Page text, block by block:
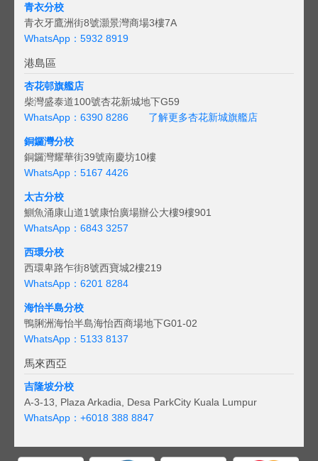
青衣分校
青衣牙鷹洲街8號灝景灣商場3樓7A
WhatsApp：5932 8919
港島區
杏花邨旗艦店
柴灣盛泰道100號杏花新城地下G59
WhatsApp：6390 8286
了解更多杏花新城旗艦店
銅鑼灣分校
銅鑼灣耀華街39號南慶坊10樓
WhatsApp：5167 4426
太古分校
鰂魚涌康山道1號康怡廣場辦公大樓9樓901
WhatsApp：6843 3257
西環分校
西環卑路乍街8號西寶城2樓219
WhatsApp：6201 8284
海怡半島分校
鴨脷洲海怡半島海怡西商場地下G01-02
WhatsApp：5133 8137
馬來西亞
吉隆坡分校
A-3-13, Plaza Arkadia, Desa ParkCity Kuala Lumpur
WhatsApp： +6018 388 8847